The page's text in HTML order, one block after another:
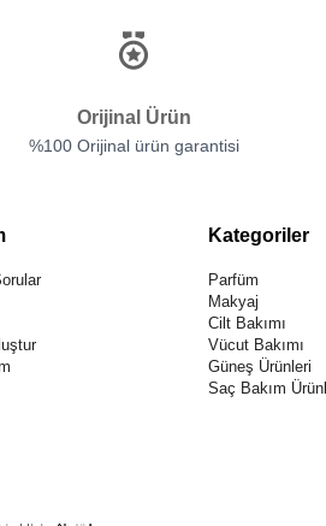
Orijinal Ürün
%100 Orijinal ürün garantisi
Kategoriler
Parfüm
Makyaj
Cilt Bakımı
Vücut Bakımı
Güneş Ürünleri
Saç Bakım